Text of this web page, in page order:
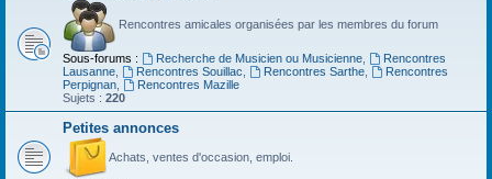
Rencontres amicales organisées par les membres du forum
Sous-forums : Recherche de Musicien ou Musicienne,
Rencontres
Lausanne
Rencontres Souillac Rencontres Sarthe,
Rencontres
Perpignan
Rencontres Mazille
Sujets : 220
Petites annonces
Achats, ventes d'occasion, emploi.